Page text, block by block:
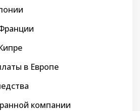
в Европе
компании